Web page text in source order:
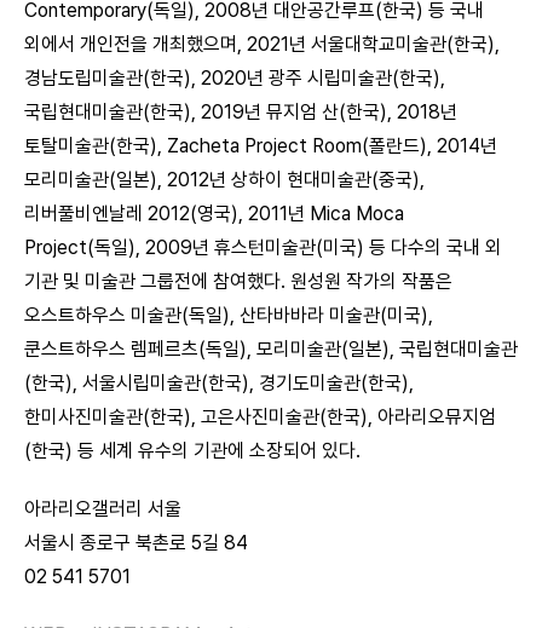
Contemporary(독일), 2008년 대안공간루프(한국) 등 국내
외에서 개인전을 개최했으며, 2021년 서울대학교미술관(한국),
경남도립미술관(한국), 2020년 광주 시립미술관(한국),
국립현대미술관(한국), 2019년 뮤지엄 산(한국), 2018년
토탈미술관(한국), Zacheta Project Room(폴란드), 2014년
모리미술관(일본), 2012년 상하이 현대미술관(중국),
리버풀비엔날레 2012(영국), 2011년 Mica Moca
Project(독일), 2009년 휴스턴미술관(미국) 등 다수의 국내 외
기관 및 미술관 그룹전에 참여했다. 원성원 작가의 작품은
오스트하우스 미술관(독일), 산타바바라 미술관(미국),
쿤스트하우스 렘페르츠(독일), 모리미술관(일본), 국립현대미술관
(한국), 서울시립미술관(한국), 경기도미술관(한국),
한미사진미술관(한국), 고은사진미술관(한국), 아라리오뮤지엄
(한국) 등 세계 유수의 기관에 소장되어 있다.
아라리오갤러리 서울
서울시 종로구 북촌로 5길 84
02 541 5701